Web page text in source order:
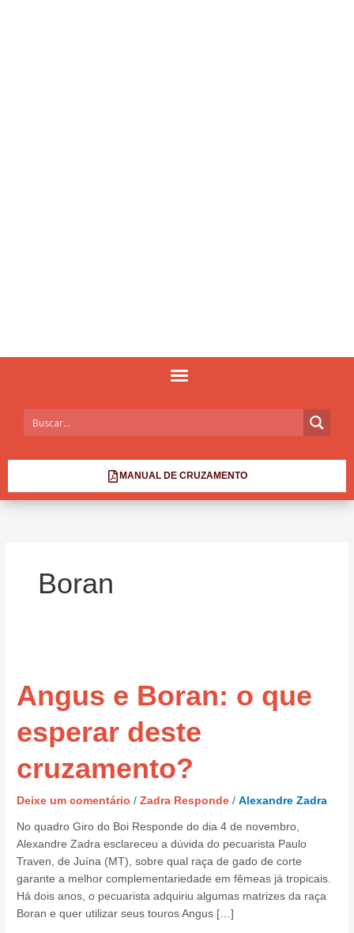
MANUAL DE CRUZAMENTO
Boran
Angus e Boran: o que
esperar deste
cruzamento?
Deixe um comentário /Zadra Responde /Alexandre Zadra
No quadro Giro do Boi Responde do dia 4 de novembro,
Alexandre Zadra esclareceu a dúvida do pecuarista Paulo
Traven, de Juína (MT), sobre qual raça de gado de corte
garante a melhor complementariedade em fêmeas já tropicais.
Há dois anos, o pecuarista adquiriu algumas matrizes da raça
Boran e quer utilizar seus touros Angus […]
Boran:
o
esperar
cruzamento?